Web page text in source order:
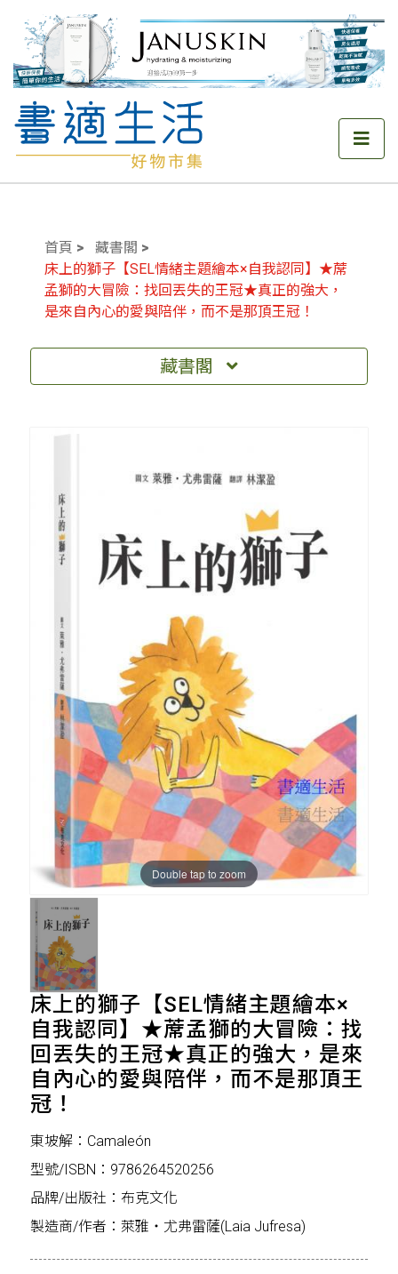
首頁
藏書閣
床上的獅子【SEL情緒主題繪本×自我認同】★蓆
孟獅的大冒險：找回丟失的王冠★真正的強大，
是來自內心的愛與陪伴，而不是那頂王冠！
藏書閣
Double tap to zoom
床上的獅子【SEL情緒主題繪本×
自我認同】★蓆孟獅的大冒險：找
回丟失的王冠★真正的強大，是來
自內心的愛與陪伴，而不是那頂王
冠！
東坡解：Camaleón
型號/ISBN：9786264520256
品牌/出版社：布克文化
製造商/作者：萊雅・尤弗雷薩(Laia Jufresa)